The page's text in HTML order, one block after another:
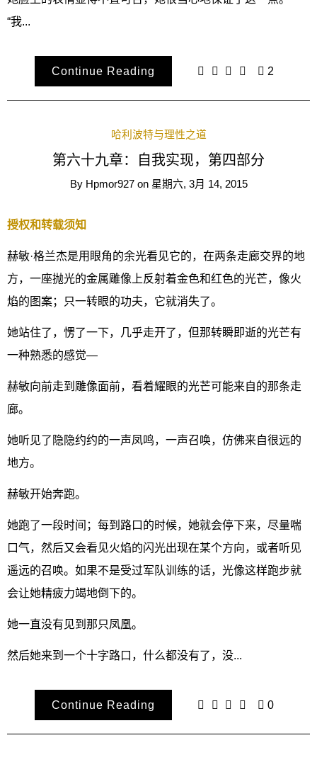
“我...
Continue Reading 2
哈利波特与理性之道
第六十九章：自我实现，第四部分
By Hpmor927 on 星期六, 3月 14, 2015
授权和转载须知
赫敏·格兰杰是用眼角的余光看见它的，在两条走廊交界的地
方，一座抛光的金属雕像上反射着金色和红色的光芒，像火
焰的图案；只一转眼的功夫，它就消失了。
她站住了，愣了一下，几乎走开了，但那转瞬即逝的光芒有
一种熟悉的感觉—
赫敏向前走到雕像面前，看着耀眼的光芒可能来自的那条走
廊。
她听见了隐隐约约的一声凤鸣，一声召唤，仿佛来自很远的
地方。
赫敏开始奔跑。
她跑了一段时间；每到路口的时候，她就会停下来，尽量喘
口气，然后又会看见火焰的闪光出现在某个方向，或者听见
遥远的召唤。如果不是受过军队训练的话，光像这样跑步就
会让她精疲力竭地倒下的。
她一直没有见到那只凤凰。
然后她来到一个十字路口，什么都没有了，没...
Continue Reading 0